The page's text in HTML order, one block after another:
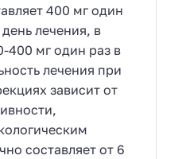
400 мг один
лечения, в
400 мг один раз в
лечения при
зависит от
составляет от 6